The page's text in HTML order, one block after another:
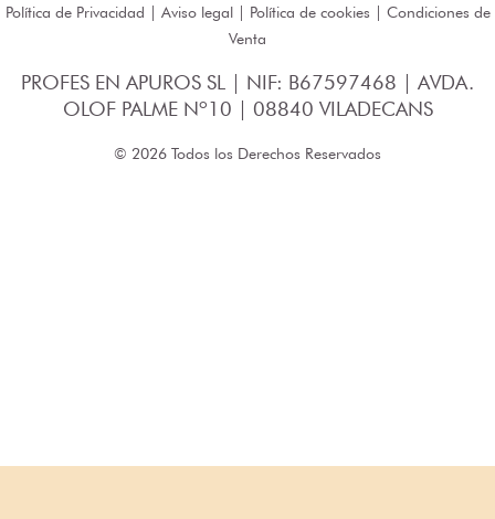
Política de Privacidad | Aviso legal| Política de cookies | Condiciones de
Venta
PROFES EN APUROS SL | NIF: B67597468 | AVDA.
OLOF PALME Nº10 | 08840 VILADECANS
© 2026 Todos los Derechos Reservados